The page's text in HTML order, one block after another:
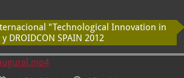
"Technological Innovation in
DROIDCON SPAIN 2012